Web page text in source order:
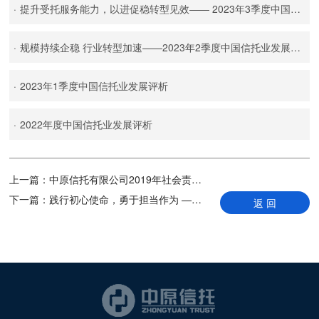
· 提升受托服务能力，以进促稳转型见效—— 2023年3季度中国信托业发展评析
· 规模持续企稳 行业转型加速——2023年2季度中国信托业发展评析
· 2023年1季度中国信托业发展评析
· 2022年度中国信托业发展评析
上一篇：中原信托有限公司2019年社会责任报告
下一篇： 践行初心使命，勇于担当作为 ——中原信托庆祝建党99周年暨“七一”表彰大会在郑州召开 返 回